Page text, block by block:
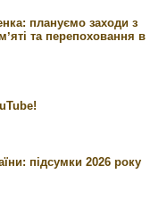
плануємо заходи з
та перепоховання в
підсумки 2026 року